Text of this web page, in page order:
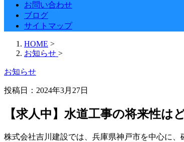
お問い合わせ
ブログ
サイトマップ
HOME >
お知らせ >
お知らせ
投稿日： 2024年3月27日
【求人中】水道工事の将来性は
株式会社吉川建設では、兵庫県神戸市を中心に、